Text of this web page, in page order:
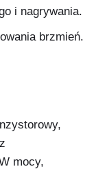
i nagrywania.
brzmień.
z
mocy,